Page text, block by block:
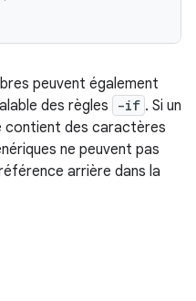
peuvent également
des règles
-if . Si un
contient des caractères
ne peuvent pas
arrière dans la